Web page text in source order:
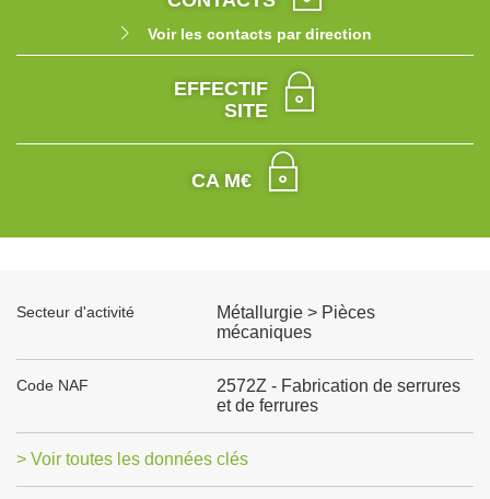
Voir les contacts par direction
EFFECTIF
SITE
CA M€
Secteur d'activité
Métallurgie > Pièces
mécaniques
Code NAF
2572Z - Fabrication de serrures
et de ferrures
> Voir toutes les données clés